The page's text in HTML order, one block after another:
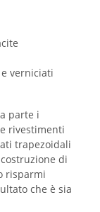
verniciati
parte i
rivestimenti
trapezoidali
di
risparmi
che è sia